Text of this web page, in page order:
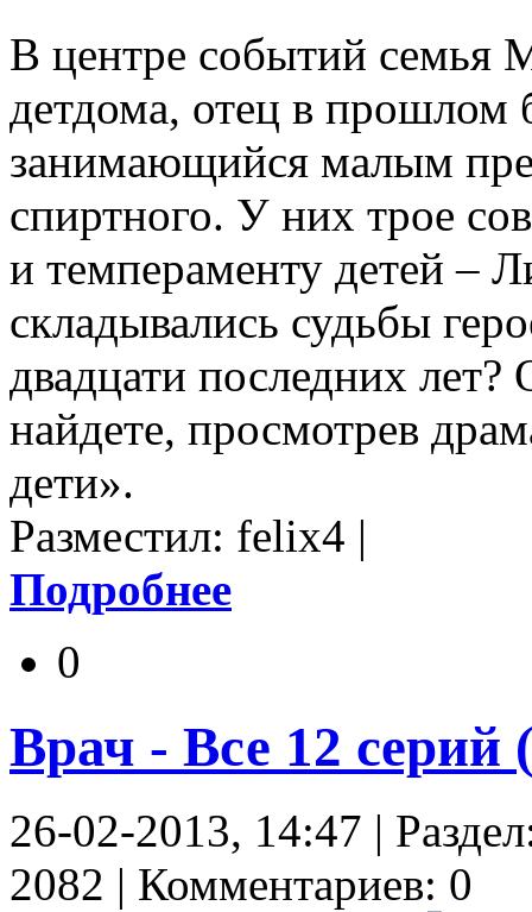
В центре событий семья
детдома, отец в прошлом
занимающийся малым
спиртного. У них трое
и темпераменту детей –
складывались судьбы
двадцати последних лет?
найдете, просмотрев
дети».
Разместил: felix4 |
Подробнее
0
Врач - Все 12 cерий
26-02-2013, 14:47 |
2082 | Комментариев: 0